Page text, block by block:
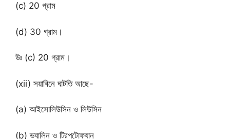
(c) 20 গ্রাম
(d) 30 গ্রাম।
উঃ (c) 20 গ্রাম।
(xii) সয়াবিনে ঘাটতি আছে-
(a) আইসোলিউসিন ও লিউসিন
(b) ভ্যালিন ও ট্রিপটোফ্যান